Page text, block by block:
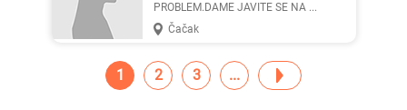
PROBLEM.DAME JAVITE SE NA ...
Čačak
1 2 3